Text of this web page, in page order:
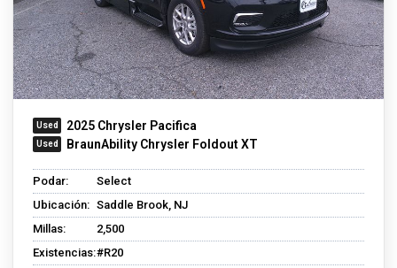
2025 Chrysler Pacifica
BraunAbility Chrysler Foldout XT
Podar:
Select
Ubicación: Saddle Brook, NJ
Millas:
2,500
Existencias:#R20